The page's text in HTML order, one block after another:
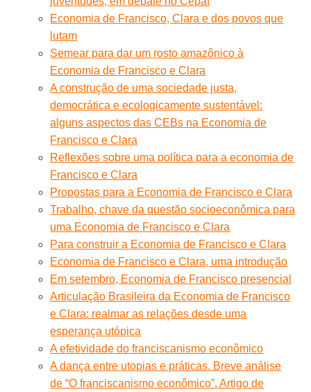
Economia de Francisco, Clara e dos povos que
lutam
Semear para dar um rosto amazônico à
Economia de Francisco e Clara
A construção de uma sociedade justa,
democrática e ecologicamente sustentável:
alguns aspectos das CEBs na Economia de
Francisco e Clara
Reflexões sobre uma política para a economia de
Francisco e Clara
Propostas para a Economia de Francisco e Clara
Trabalho, chave da questão socioeconômica para
uma Economia de Francisco e Clara
Para construir a Economia de Francisco e Clara
Economia de Francisco e Clara, uma introdução
Em setembro, Economia de Francisco presencial
Articulação Brasileira da Economia de Francisco
e Clara: realmar as relações desde uma
esperança utópica
A efetividade do franciscanismo econômico
A dança entre utopias e práticas. Breve análise
de “O franciscanismo econômico”. Artigo de